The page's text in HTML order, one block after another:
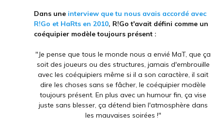
Dans une interview que tu nous avais accordé avec
R!Go et HaRts en 2010, R!Got'avait défini comme un
coéquipier modèle toujours présent :
"Je pense que tous le monde nous a envié MaT, que ça
soit des joueurs ou des structures, jamais d'embrouille
avec les coéquipiers même si il a son caractère, il sait
dire les choses sans se fâcher, le coéquipier modèle
toujours présent. En plus avec un humour fin, ça vise
juste sans blesser, ça détend bien l'atmosphère dans
les mauvaises soirées !"